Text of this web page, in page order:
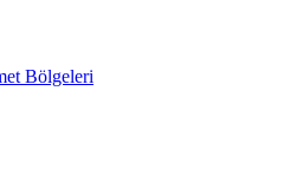
Bölgeleri